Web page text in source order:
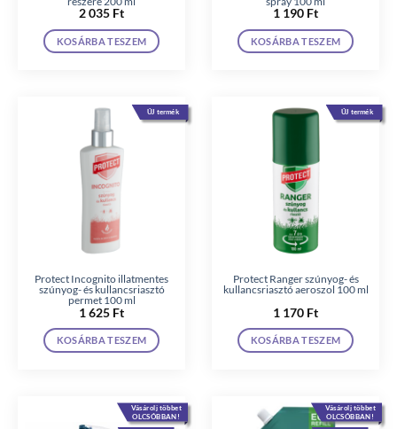
2 035 Ft
KOSÁRBA TESZEM
1 190 Ft
KOSÁRBA TESZEM
ÚJ termék
Protect Incognito illatmentes
szúnyog- és kullancsriasztó
permet 100 ml
1 625 Ft
KOSÁRBA TESZEM
ÚJ termék
Protect Ranger szúnyog- és
kullancsriasztó aeroszol 100 ml
1 170 Ft
KOSÁRBA TESZEM
Vásárolj többet
OLCSÓBBAN!
Vásárolj többet
OLCSÓBBAN!